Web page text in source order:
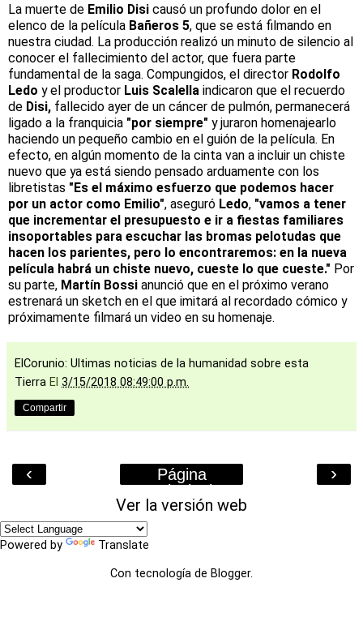
La muerte de Emilio Disi causó un profundo dolor en el
elenco de la película Bañeros 5, que se está filmando en
nuestra ciudad. La producción realizó un minuto de silencio al
conocer el fallecimiento del actor, que fuera parte
fundamental de la saga. Compungidos, el director Rodolfo
Ledo y el productor Luis Scalella indicaron que el recuerdo
de Disi, fallecido ayer de un cáncer de pulmón, permanecerá
ligado a la franquicia "por siempre" y juraron homenajearlo
haciendo un pequeño cambio en el guión de la película. En
efecto, en algún momento de la cinta van a incluir un chiste
nuevo que ya está siendo pensado arduamente con los
libretistas "Es el máximo esfuerzo que podemos hacer
por un actor como Emilio", aseguró Ledo, "vamos a tener
que incrementar el presupuesto e ir a fiestas familiares
insoportables para escuchar las bromas pelotudas que
hacen los parientes, pero lo encontraremos: en la nueva
película habrá un chiste nuevo, cueste lo que cueste." Por
su parte, Martín Bossi anunció que en el próximo verano
estrenará un sketch en el que imitará al recordado cómico y
próximamente filmará un video en su homenaje.
ElCorunio: Ultimas noticias de la humanidad sobre esta
Tierra El 3/15/2018 08:49:00 p.m.
Compartir
‹ ›
Página
Principal
Ver la versión web
Powered by Translate
Con tecnología de Blogger.